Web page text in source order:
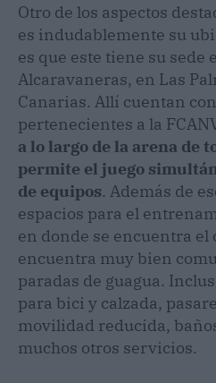
Otro de los aspectos
es indudablemente su
es que este tiene su sede
Alcaravaneras, en Las
Canarias. Allí cuentan
pertenecientes a la
a lo largo de la arena de
permite el juego
de equipos. Además de
espacios para el
en donde se encuentra el
encuentra muy bien
paradas de guagua.
para bici y calzada,
movilidad reducida,
muchos otros servicios.